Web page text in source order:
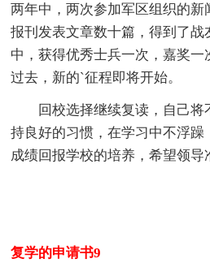
两年中，两次参加军区组织的新
报刊发表文章数十篇，得到了战
中，获得优秀士兵一次，嘉奖一
过去，新的`征程即将开始。
回校选择继续复读，自己将
持良好的习惯，在学习中不浮躁
成绩回报学校的培养，希望领导
复学的申请书9